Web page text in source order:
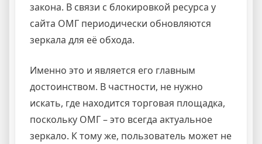
закона. В связи с блокировкой ресурса у
сайта ОМГ периодически обновляются
зеркала для её обхода.
Именно это и является его главным
достоинством. В частности, не нужно
искать, где находится торговая площадка,
поскольку ОМГ – это всегда актуальное
зеркало. К тому же, пользователь может не